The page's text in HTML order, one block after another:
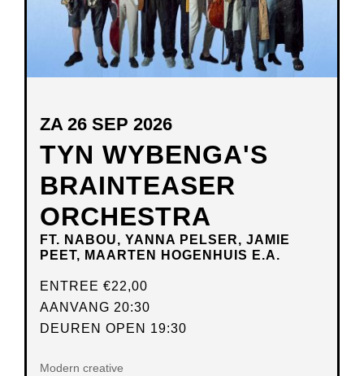
TYN WYBENGA'S
BRAINTEASER
ORCHESTRA
FT. NABOU, YANNA PELSER, JAMIE
PEET, MAARTEN HOGENHUIS E.A.
ZA 26 SEP 2026
ENTREE €22,00
AANVANG 20:30
DEUREN OPEN 19:30
Modern creative